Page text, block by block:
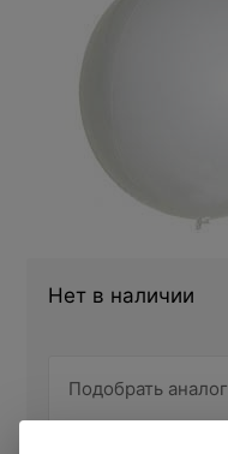
Нет в наличии
Подобрать аналог